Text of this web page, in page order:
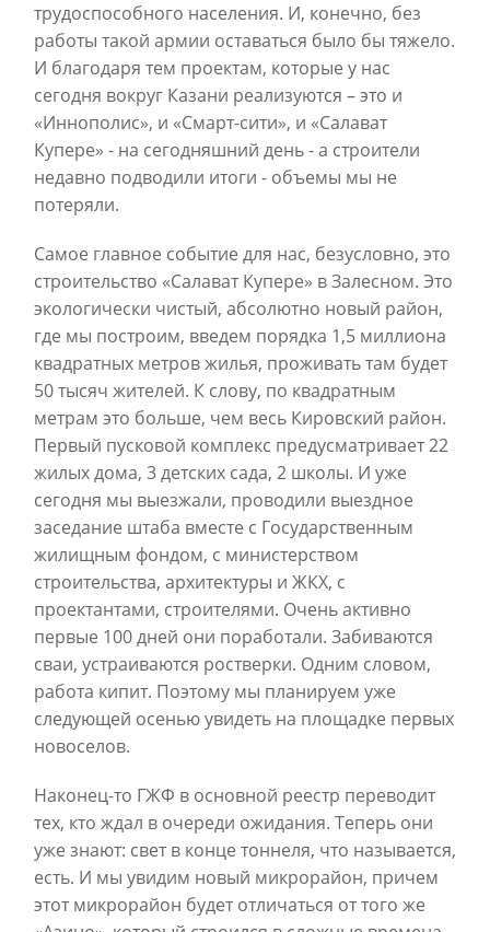
трудоспособного населения. И, конечно, без
работы такой армии оставаться было бы тяжело.
И благодаря тем проектам, которые у нас
сегодня вокруг Казани реализуются – это и
«Иннополис», и «Смарт-сити», и «Салават
Купере» - на сегодняшний день - а строители
недавно подводили итоги - объемы мы не
потеряли.
Самое главное событие для нас, безусловно, это
строительство «Салават Купере» в Залесном. Это
экологически чистый, абсолютно новый район,
где мы построим, введем порядка 1,5 миллиона
квадратных метров жилья, проживать там будет
50 тысяч жителей. К слову, по квадратным
метрам это больше, чем весь Кировский район.
Первый пусковой комплекс предусматривает 22
жилых дома, 3 детских сада, 2 школы. И уже
сегодня мы выезжали, проводили выездное
заседание штаба вместе с Государственным
жилищным фондом, с министерством
строительства, архитектуры и ЖКХ, с
проектантами, строителями. Очень активно
первые 100 дней они поработали. Забиваются
сваи, устраиваются ростверки. Одним словом,
работа кипит. Поэтому мы планируем уже
следующей осенью увидеть на площадке первых
новоселов.
Наконец-то ГЖФ в основной реестр переводит
тех, кто ждал в очереди ожидания. Теперь они
уже знают: свет в конце тоннеля, что называется,
есть. И мы увидим новый микрорайон, причем
этот микрорайон будет отличаться от того же